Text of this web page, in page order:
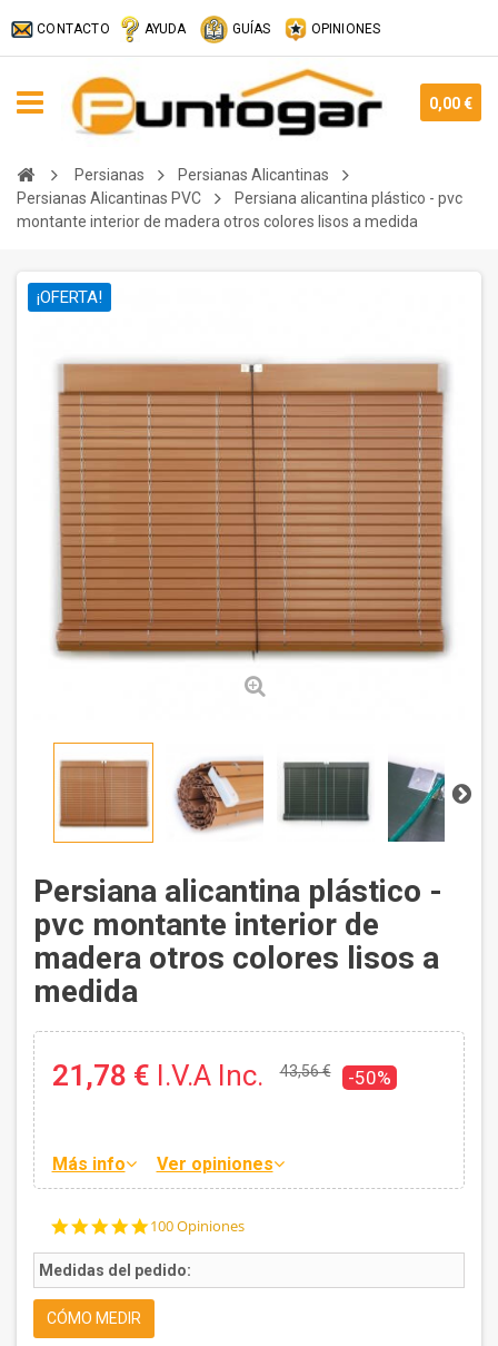
CONTACTO AYUDA GUÍAS OPINIONES
0,00 €
Persianas
Persianas Alicantinas
Persianas Alicantinas PVC
Persiana alicantina plástico - pvc
montante interior de madera otros colores lisos a medida
¡OFERTA!
Persiana alicantina plástico -
pvc montante interior de
madera otros colores lisos a
medida
21,78 € I.V.A Inc. 43,56 € -50%
Más info Ver opiniones
4.8
rating
100 Opiniones
Medidas del pedido:
CÓMO MEDIR